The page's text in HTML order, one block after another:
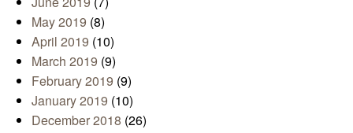
May 2019 (8)
April 2019 (10)
March 2019 (9)
February 2019 (9)
January 2019 (10)
December 2018 (26)